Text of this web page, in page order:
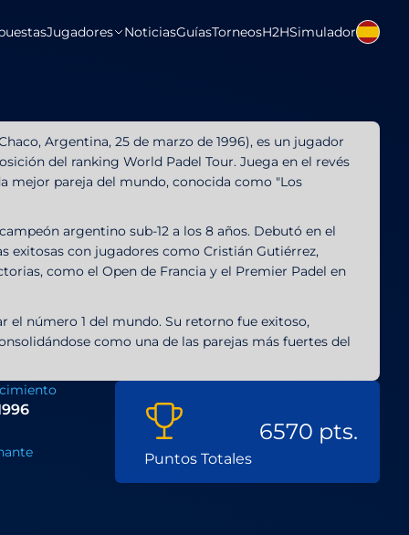
Jugadores NoticiasGuíasTorneosH2HSimulador
Argentina, 25 de marzo de 1996), es un jugador
del ranking World Padel Tour. Juega en el revés
mejor pareja del mundo, conocida como "Los
argentino sub-12 a los 8 años. Debutó en el
exitosas con jugadores como Cristián Gutiérrez,
como el Open de Francia y el Premier Padel en
el número 1 del mundo. Su retorno fue exitoso,
como una de las parejas más fuertes del
Puntos Totales
6570 pts.